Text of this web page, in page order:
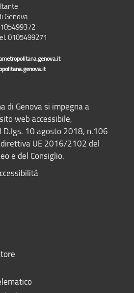
Genova
0105499271
di Genova si impegna a
web accessibile,
D.lgs. 10 agosto 2018, n.106
UE 2016/2102 del
e del Consiglio.